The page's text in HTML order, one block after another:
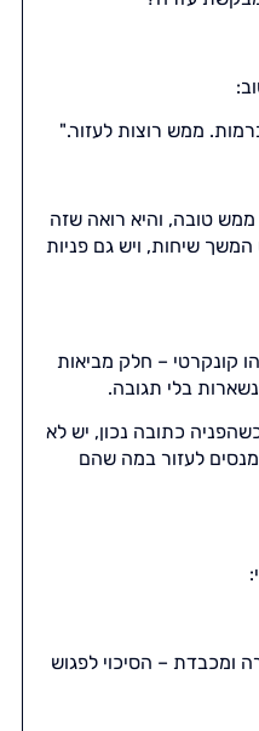
ממש רוצות לעזור."
טובה, והיא רואה שזה
שיחות, ויש גם פניות
קונקרטי – חלק מביאות
בלי תגובה.
כתובה נכון, יש לא
לעזור במה שהם
ומכבדת – הסיכוי לפגוש